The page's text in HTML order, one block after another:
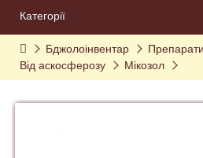
Категорії
Бджолоінвентар
Від аскосферозу
Мікозол